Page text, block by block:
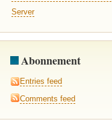
Server
Abonnement
Entries feed
Comments feed